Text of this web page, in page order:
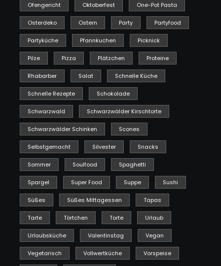
Ofengericht Oktoberfest One-Pot Pasta
Osterdeko Ostern Party Partyfood
Partyküche Pfannkuchen Picknick
Pilze Pizza Plätzchen Proteine
Rhabarber Salat Schnelle Küche
Schnelle Rezepte Schokolade
Schwarzwald Schwarzwälder Kirschtorte
Schwarzwälder Schinken Scones
Selbstgemacht Silvester Snacks
Sommer Soulfood Spaghetti
Spargel Super Food Suppe Sushi
Süßes Süßes Mittagessen Tapas
Tarte Törtchen Torte Urlaub
Urlaubsküche Valentinstag Vegan
Vegetarisch Vollwertküche Vorspeise